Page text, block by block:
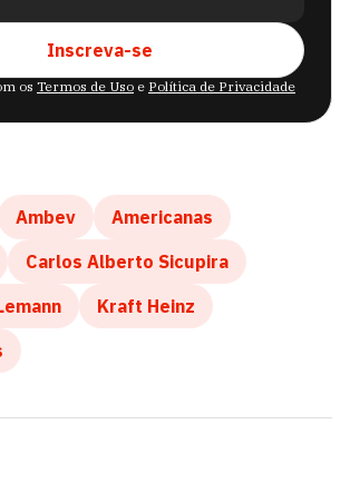
Inscreva-se
os Termos de Uso e Política de Privacidade
Ambev
Americanas
Carlos Alberto Sicupira
Kraft Heinz